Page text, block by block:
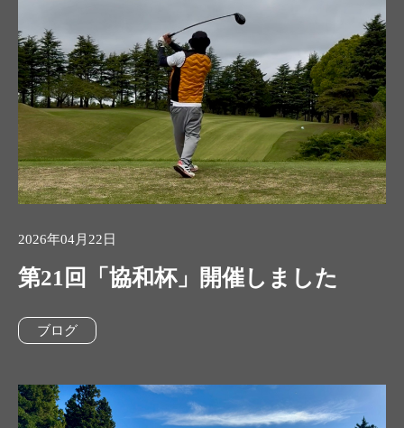
2026年04月22日
第21回「協和杯」開催しました
ブログ